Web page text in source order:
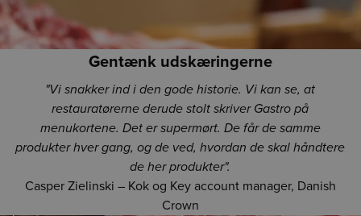
Gentænk udskæringerne
"Vi snakker ind i den gode historie. Vi kan se, at
restauratørerne derude stolt skriver Gastro på
menukortene. Det er supermørt. De får de samme
produkter hver gang, og de ved, hvordan de skal håndtere
de her produkter".
Casper Zielinski – Kok og Key account manager, Danish
Crown